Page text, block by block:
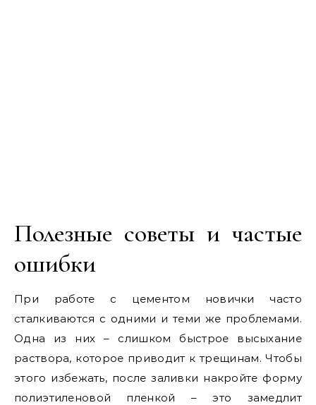
Полезные советы и частые
ошибки
При работе с цементом новички часто
сталкиваются с одними и теми же проблемами.
Одна из них – слишком быстрое высыхание
раствора, которое приводит к трещинам. Чтобы
этого избежать, после заливки накройте форму
полиэтиленовой пленкой – это замедлит